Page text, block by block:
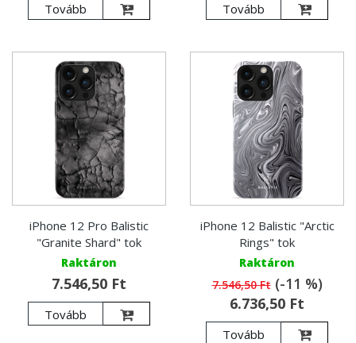
Tovább Tovább
iPhone 12 Pro Balistic
"Granite Shard" tok
Raktáron
7.546,50 Ft
Tovább
iPhone 12 Balistic "Arctic
Rings" tok
Raktáron
7.546,50 Ft(-11 %)
6.736,50 Ft
Tovább